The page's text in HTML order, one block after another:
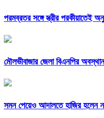
পরমব্রতর সঙ্গে স্ত্রীর পরকীয়াতেই
মৌলভীবাজার জেলা বিএনপির
সমন পেয়েও আদালতে হাজির হলেন